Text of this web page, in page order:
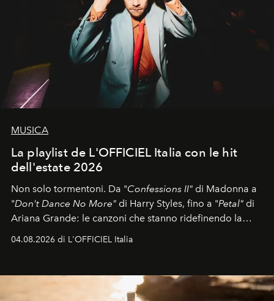
MUSICA
La playlist de L'OFFICIEL Italia con le hit
dell'estate 2026
Non solo tormentoni. Da "Confessions II" di Madonna a
"Don't Dance No More" di Harry Styles, fino a "Petal" di
Ariana Grande: le canzoni che stanno ridefinendo la
04.08.2026 di L'OFFICIEL Italia